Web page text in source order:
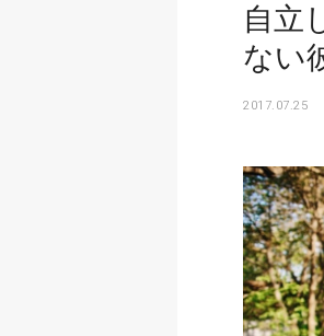
自立
ない
2017.07.25